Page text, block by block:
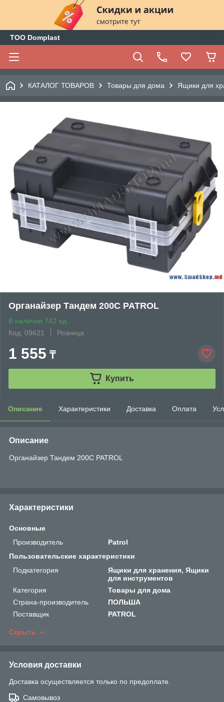
ТОО Domplast
КАТАЛОГ ТОВАРОВ Товары для дома Ящики для
Органайзер Тандем 200С PATROL
В наличии 742 ед.
Код: 09621
Розница
1 555 ₸
Купить
Описание Характеристики Доставка Оплата
Описание
Органайзер Тандем 200С PATROL
Характеристики
Основные
Производитель
Patrol
Пользовательские характеристики
Подкатегория
Ящики для хранения, Ящики
для инструментов
Категория
Товары для дома
Страна-производитель
ПОЛЬША
Поставщик
PATROL
Скрыть
Условия доставки
Доставка осуществляется только по предоплате.
Самовывоз